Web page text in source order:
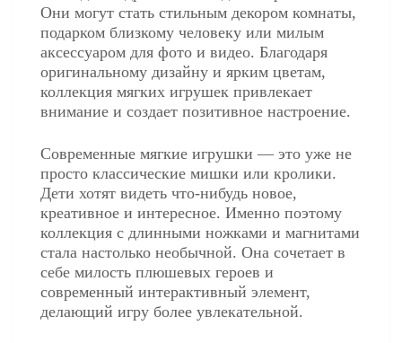
Они могут стать стильным декором комнаты,
подарком близкому человеку или милым
аксессуаром для фото и видео. Благодаря
оригинальному дизайну и ярким цветам,
коллекция мягких игрушек привлекает
внимание и создает позитивное настроение.
Современные мягкие игрушки — это уже не
просто классические мишки или кролики.
Дети хотят видеть что-нибудь новое,
креативное и интересное. Именно поэтому
коллекция с длинными ножками и магнитами
стала настолько необычной. Она сочетает в
себе милость плюшевых героев и
современный интерактивный элемент,
делающий игру более увлекательной.